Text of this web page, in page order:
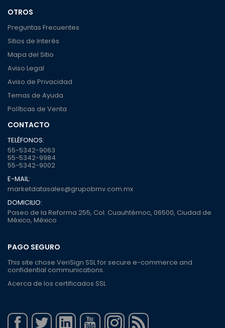
OTROS
Preguntas Frecuentes
Sitios de Interés
Mapa del Sitio
Aviso Legal
Aviso de Privacidad
Temas de Ayuda
Políticas de Venta
CONTACTO
TELÉFONOS:
55-5342-9063
55-5342-9984
55-5342-9002
E-MAIL:
marketdatasales@grupobmv.com.mx
DOMICILIO:
Paseo de la Reforma 255, Col. Cuauhtémoc, 06500, Ciudad de
México, México
PAGO SEGURO
This site chose VeriSign SSL for secure e-commerce and
confidential communications.
Acerca de los certificados SSL